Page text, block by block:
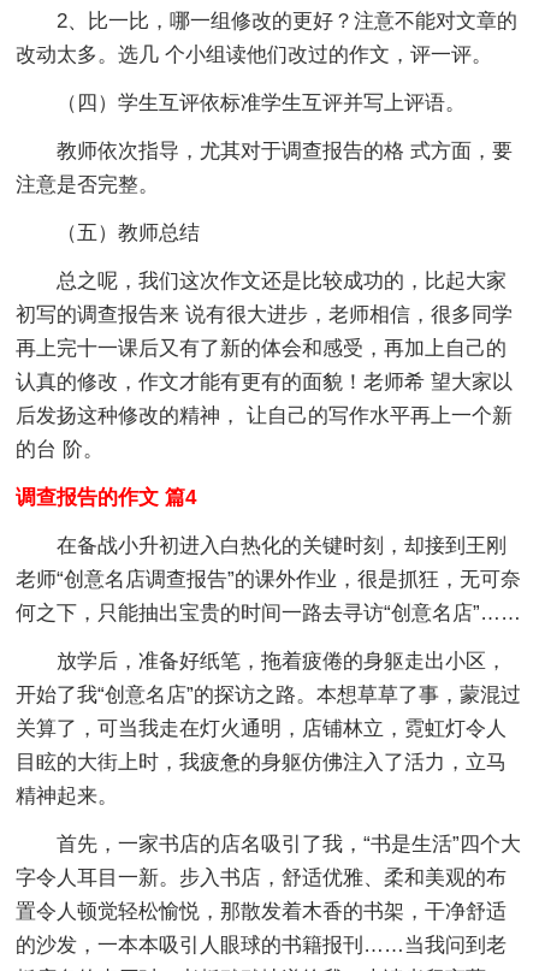
2、比一比，哪一组修改的更好？注意不能对文章的
改动太多。选几 个小组读他们改过的作文，评一评。
（四）学生互评依标准学生互评并写上评语。
教师依次指导，尤其对于调查报告的格 式方面，要
注意是否完整。
（五）教师总结
总之呢，我们这次作文还是比较成功的，比起大家
初写的调查报告来 说有很大进步，老师相信，很多同学
再上完十一课后又有了新的体会和感受，再加上自己的
认真的修改，作文才能有更有的面貌！老师希 望大家以
后发扬这种修改的精神， 让自己的写作水平再上一个新
的台 阶。
调查报告的作文 篇4
在备战小升初进入白热化的关键时刻，却接到王刚
老师“创意名店调查报告”的课外作业，很是抓狂，无可奈
何之下，只能抽出宝贵的时间一路去寻访“创意名店”……
放学后，准备好纸笔，拖着疲倦的身躯走出小区，
开始了我“创意名店”的探访之路。本想草草了事，蒙混过
关算了，可当我走在灯火通明，店铺林立，霓虹灯令人
目眩的大街上时，我疲惫的身躯仿佛注入了活力，立马
精神起来。
首先，一家书店的店名吸引了我，“书是生活”四个大
字令人耳目一新。步入书店，舒适优雅、柔和美观的布
置令人顿觉轻松愉悦，那散发着木香的书架，干净舒适
的沙发，一本本吸引人眼球的书籍报刊……当我问到老